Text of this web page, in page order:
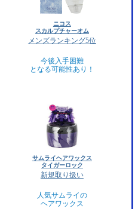
ニコス
スカルプチャーオム
メンズランキング5位
今後入手困難
となる可能性あり！
サムライヘアワックス
タイガーロック
新規取り扱い
人気サムライの
ヘアワックス